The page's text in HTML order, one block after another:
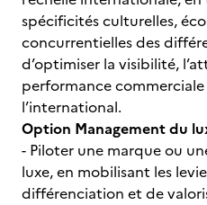
spécificités culturelles,
concurrentielles des
d’optimiser la visibilité,
performance commerciale
l’international.
Option Management du
- Piloter une marque ou
luxe, en mobilisant les
différenciation et de